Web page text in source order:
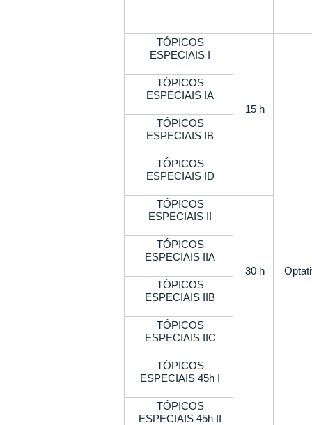
TÓPICOS
ESPECIAIS I
15 h
TÓPICOS
ESPECIAIS IA
TÓPICOS
ESPECIAIS IB
TÓPICOS
ESPECIAIS ID
TÓPICOS
ESPECIAIS II
30 h
TÓPICOS
ESPECIAIS IIA
TÓPICOS
ESPECIAIS IIB
TÓPICOS
ESPECIAIS IIC
TÓPICOS
ESPECIAIS 45h I
TÓPICOS
ESPECIAIS 45h II